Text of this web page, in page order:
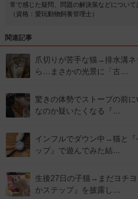
常で感じた疑問、問題の解決策などについ
（資格：愛玩動物飼養管理士）
関連記事
爪切りが苦手な猫→排水溝ネ
ら…まさかの光景に「古…
驚きの体勢でストーブの前
なのか疑いたくなる『…
インフルでダウン中→猫と『
ップ』で遊んでみた結…
生後27日の子猫→まだヨチ
かステップ』を披露し…